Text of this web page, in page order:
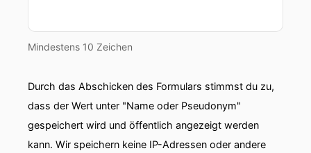
Mindestens 10 Zeichen
Durch das Abschicken des Formulars stimmst du zu,
dass der Wert unter "Name oder Pseudonym"
gespeichert wird und öffentlich angezeigt werden
kann. Wir speichern keine IP-Adressen oder andere